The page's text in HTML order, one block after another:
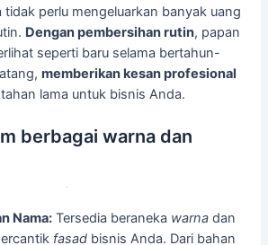
tidak perlu mengeluarkan banyak uang
Dengan pembersihan rutin, papan
seperti baru selama bertahun-
memberikan kesan profesional
lama untuk bisnis Anda.
berbagai warna dan
Nama: Tersedia beraneka warna dan
fasad bisnis Anda. Dari bahan